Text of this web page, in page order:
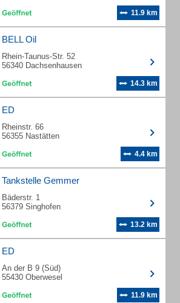
11.9 km
BELL Oil
Rhein-Taunus-Str. 52
56340 Dachsenhausen
14.3 km
ED
Rheinstr. 66
56355 Nastätten
4.4 km
Tankstelle Gemmer
Bäderstr. 1
56379 Singhofen
13.2 km
ED
An der B 9 (Süd)
55430 Oberwesel
11.9 km